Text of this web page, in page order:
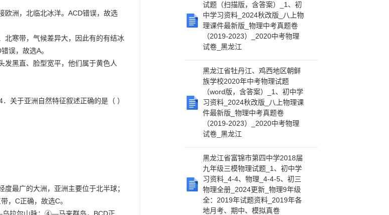
试题（扫描版，含答案）_1、初
中学习资料_2024秋改版_八上物
理课件最新版_物理中考真题卷
（2019-2023）_2020中考物理
试卷_黑龙江
黑龙江省牡丹江、鸡西地区朝鲜
族学校2020年中考物理试题
（word版，含答案）_1、初中学
习资料_2024秋改版_八上物理课
件最新版_物理中考真题卷
（2019-2023）_2020中考物理
试卷_黑龙江
黑龙江省富锦市第四中学2018届
九年级三模物理试题_1、初中学
习资料_4-4、物理_4-4-5、初三
物理全册_2024更新_物理9年级
全：2019年试题资料_2019年各
地月考、期中、模拟真卷